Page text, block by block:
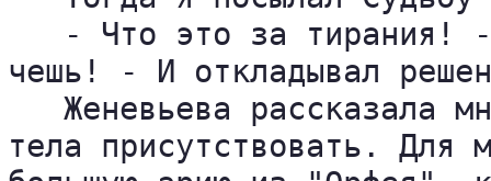
- Что это за тирания!
чешь! - И откладывал
Женевьева рассказала
тела присутствовать. Для